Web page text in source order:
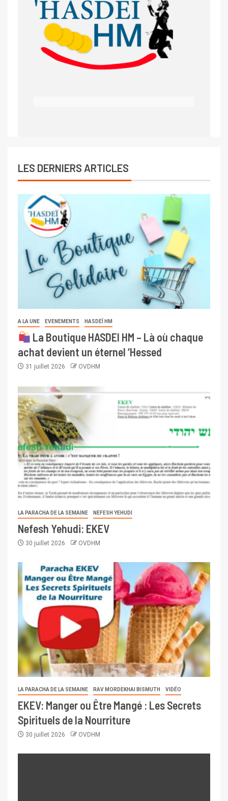
LES DERNIERS ARTICLES
A LA UNE EVENEMENTS HASDEÏ HM
La Boutique HASDEI HM – Là où chaque
achat devient un éternel ‘Hessed
31 juillet 2026 OVDHM
LA PARACHA DE LA SEMAINE NEFESH YEHUDI
Nefesh Yehudi: EKEV
30 juillet 2026 OVDHM
LA PARACHA DE LA SEMAINE RAV MORDEKHAI BISMUTH VIDÉO
EKEV: Manger ou Être Mangé : Les Secrets
Spirituels de la Nourriture
30 juillet 2026 OVDHM